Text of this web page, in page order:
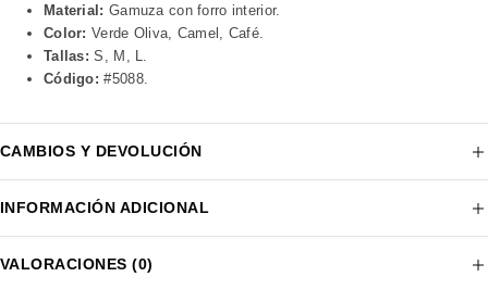
Material: Gamuza con forro interior.
Color: Verde Oliva, Camel, Café.
Tallas: S, M, L.
Código: #5088.
CAMBIOS Y DEVOLUCIÓN
INFORMACIÓN ADICIONAL
VALORACIONES (0)